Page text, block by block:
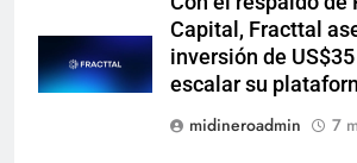
Capital, Fracttal
inversión de
escalar su
midineroadmin
7